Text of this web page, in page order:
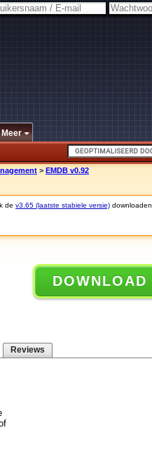
Meer
> EMDB v0.92
de v3.65 (laatste stabiele versie) downloaden.
DOWNLOAD
Reviews